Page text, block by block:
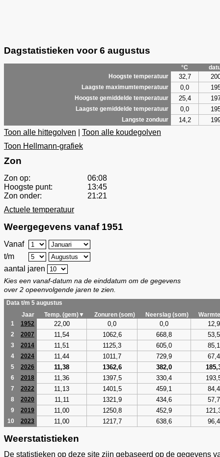
Dagstatistieken voor 6 augustus
°C
Hoogste temperatuur
32,7
Laagste maximumtemperatuur 0,0
Hoogste gemiddelde temperatuur 25,4
Laagste gemiddelde temperatuur 0,0
Langste zonduur 14,2
Toon alle hittegolven
Toon alle koudegolven
Toon Hellmann-grafiek
Zon
Zon op:
06:08
Hoogste punt:
13:45
Zon onder:
21:21
Actuele temperatuur
Weergegevens vanaf 1951
Vanaf
t/m
aantal jaren
Kies een vanaf-datum na de einddatum om de gegevens
over 2 opeenvolgende jaren te zien.
Data t/m 5 augustus
Jaar
Temp. (gem)▼ Zonuren (som) Neerslag (som)
1
1952 22,00 0,0 0,0 12,9
2 2007 11,54 1062,6 668,8 53,5
3 2014 11,51 1125,3 605,0 85,1
4 2024 11,44 1011,7 729,9 67,4
5 2026 11,38 1362,6 382,0
6 2018 11,36 1397,5 330,4
7 2022 11,13 1401,5 459,1 84,4
8 2020 11,11 1321,9 434,6 57,7
9 2019 11,00 1250,8 452,9
10 2023 11,00 1217,7 638,6 96,4
Weerstatistieken
De statistieken op deze site zijn gebaseerd op de gegevens